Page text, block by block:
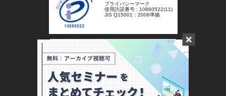
プライバシーマーク
使用許諾番号 : 10860522(11)
JIS Q15001：2006準拠